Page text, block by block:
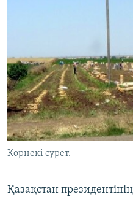
Русский
ЖАЗЫЛЫҢЫЗ
Басқа тілдерде
Көрнекі сурет.
Қазақстан